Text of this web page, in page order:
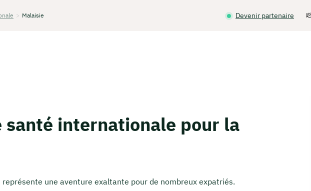
> Malaisie Devenir partenaire
santé internationale pour la
représente une aventure exaltante pour de nombreux expatriés.